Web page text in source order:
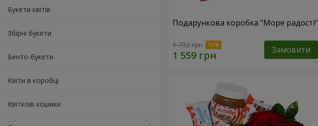
Букети квітів
Збірні букети
Бенто-букети
Квіти в коробці
Квіткові кошики
Подарункова коробка "Море радості"
1 732 грн Замовити